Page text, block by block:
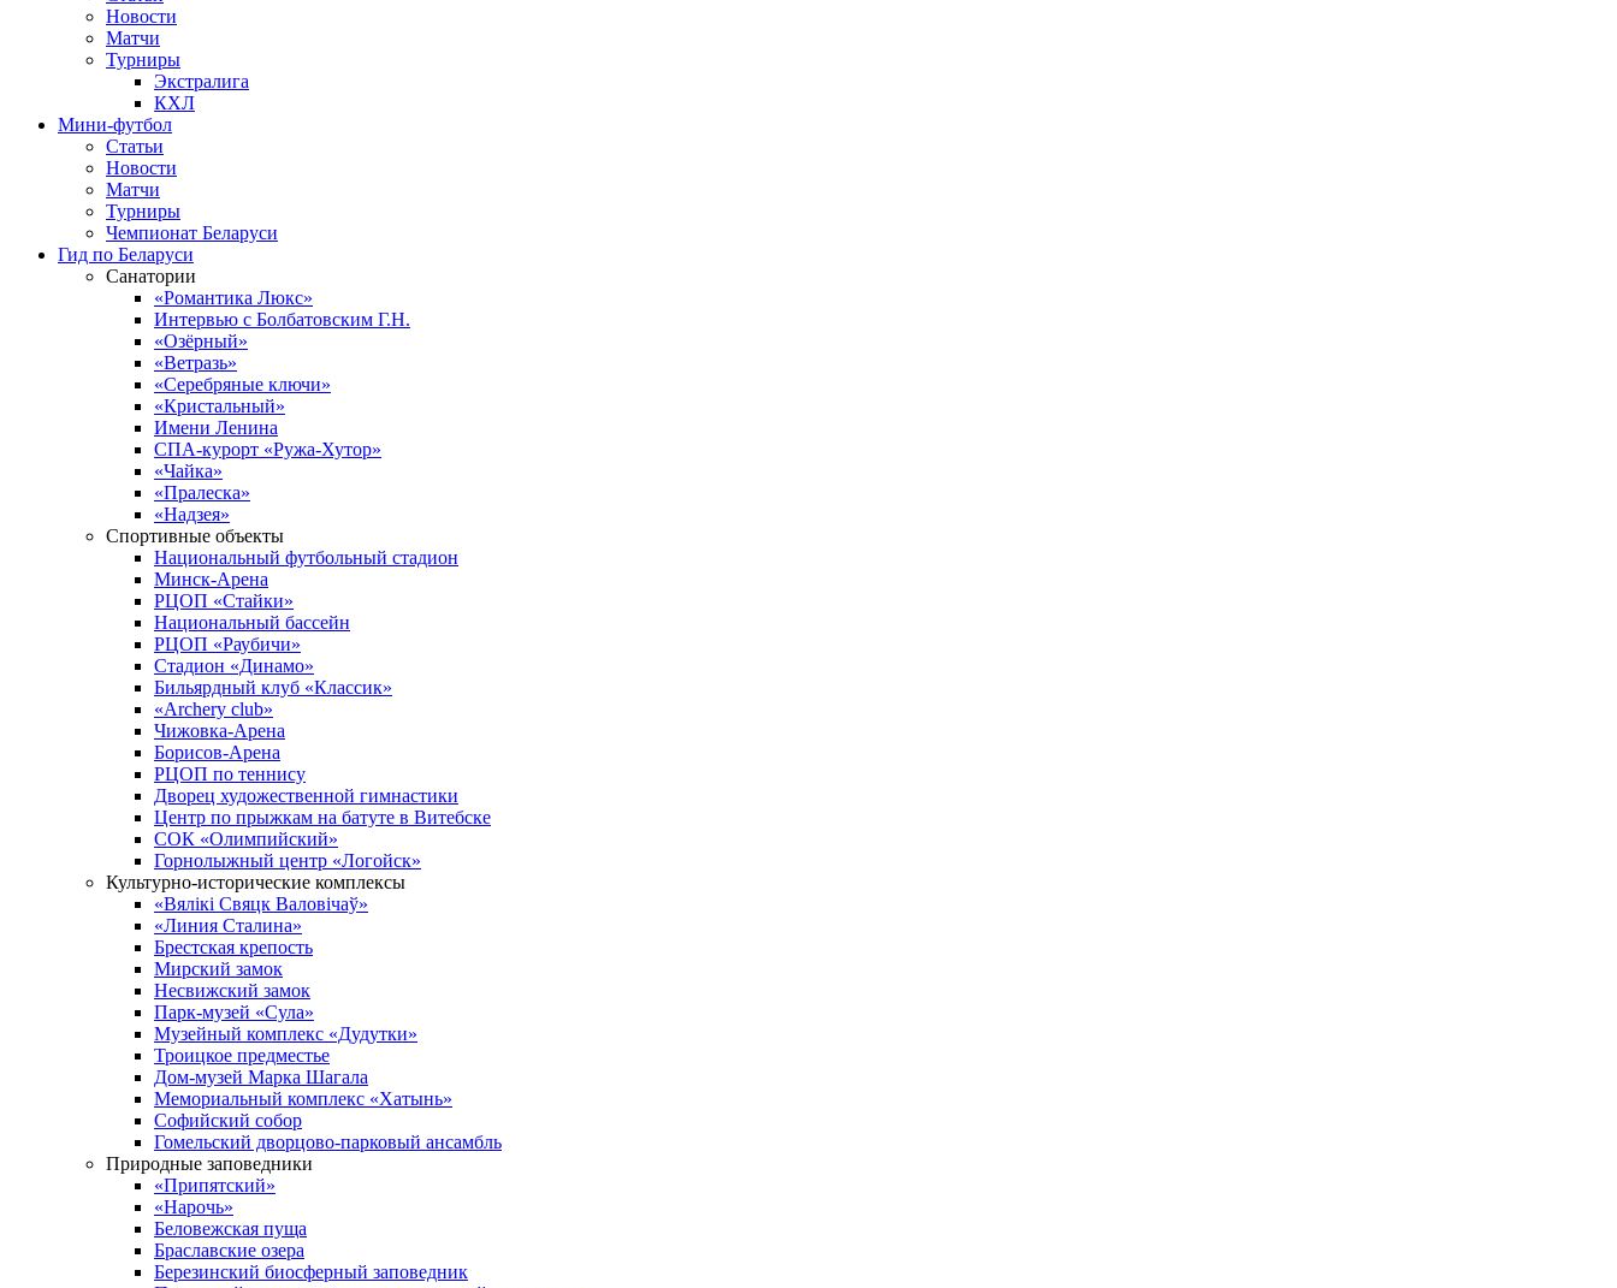
Новости
Матчи
Турниры
Экстралига
КХЛ
Мини-футбол
Статьи
Новости
Матчи
Турниры
Чемпионат Беларуси
Гид по Беларуси
Санатории
«Романтика Люкс»
Интервью с Болбатовским Г.Н.
«Озёрный»
«Ветразь»
«Серебряные ключи»
«Кристальный»
Имени Ленина
СПА-курорт «Ружа-Хутор»
«Чайка»
«Пралеска»
«Надзея»
Спортивные объекты
Национальный футбольный стадион
Минск-Арена
РЦОП «Стайки»
Национальный бассейн
РЦОП «Раубичи»
Стадион «Динамо»
Бильярдный клуб «Классик»
«Archery club»
Чижовка-Арена
Борисов-Арена
РЦОП по теннису
Дворец художественной гимнастики
Центр по прыжкам на батуте в Витебске
СОК «Олимпийский»
Горнолыжный центр «Логойск»
Культурно-исторические комплексы
«Вялікі Свяцк Валовічаў»
«Линия Сталина»
Брестская крепость
Мирский замок
Несвижский замок
Парк-музей «Сула»
Музейный комплекс «Дудутки»
Троицкое предместье
Дом-музей Марка Шагала
Мемориальный комплекс «Хатынь»
Софийский собор
Гомельский дворцово-парковый ансамбль
Природные заповедники
«Припятский»
«Нарочь»
Беловежская пуща
Браславские озера
Березинский биосферный заповедник